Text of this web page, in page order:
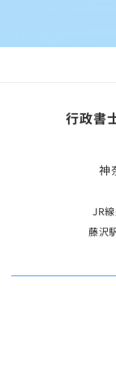
行政書
神
JR
藤沢